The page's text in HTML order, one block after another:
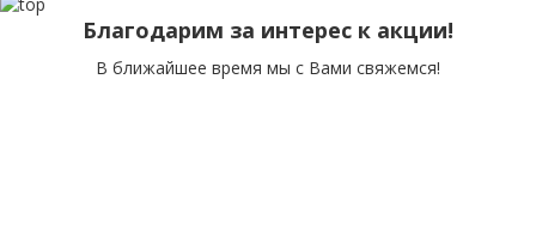
Благодарим за интерес к акции!
В ближайшее время мы с Вами свяжемся!